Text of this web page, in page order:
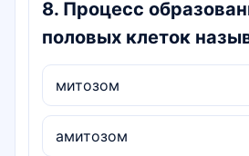
8. Процесс
половых клеток
митозом
амитозом